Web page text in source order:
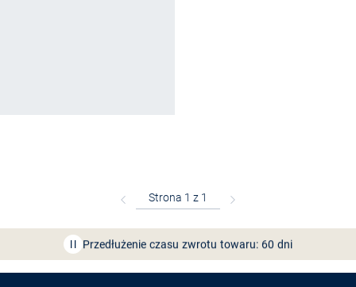
Bezpłatna dostawa z Friends
Przedłużenie czasu zwrotu towaru: 60 dni
Odkryj aplikację VANGRAAF